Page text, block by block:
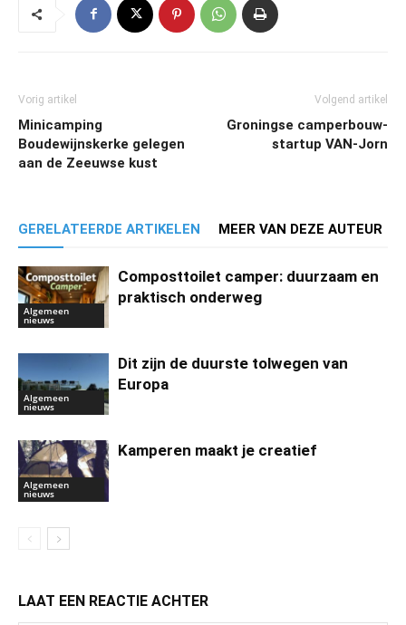
Vorig artikel
Minicamping
Boudewijnskerke gelegen
aan de Zeeuwse kust
Volgend artikel
Groningse camperbouw-
startup VAN-Jorn
GERELATEERDE ARTIKELEN MEER VAN DEZE AUTEUR
Algemeen
nieuws
Composttoilet camper: duurzaam en
praktisch onderweg
Algemeen
nieuws
Dit zijn de duurste tolwegen van
Europa
Algemeen
nieuws
Kamperen maakt je creatief
LAAT EEN REACTIE ACHTER